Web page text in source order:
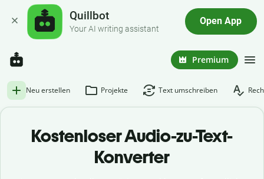
Quillbot
Your AI writing assistant
Open App
Premium
Neu erstellen Projekte Text umschreiben
Kostenloser Audio-zu-Text-
Konverter